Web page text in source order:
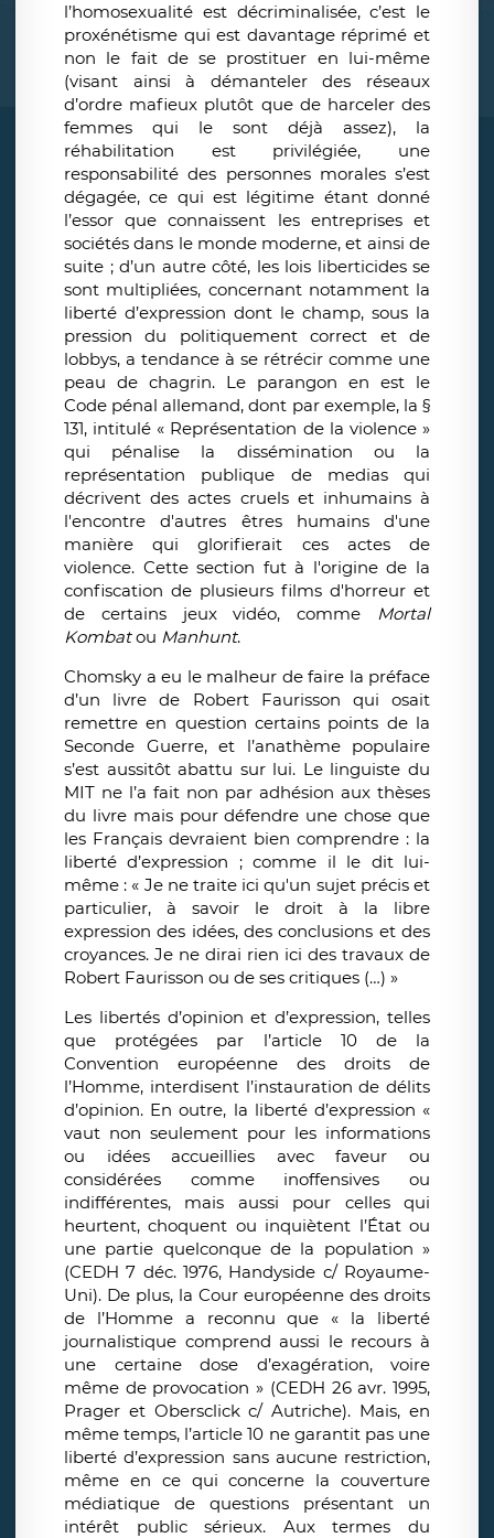
l’homosexualité est décriminalisée, c’est le
proxénétisme qui est davantage réprimé et
non le fait de se prostituer en lui-même
(visant ainsi à démanteler des réseaux
d’ordre mafieux plutôt que de harceler des
femmes qui le sont déjà assez), la
réhabilitation est privilégiée, une
responsabilité des personnes morales s’est
dégagée, ce qui est légitime étant donné
l’essor que connaissent les entreprises et
sociétés dans le monde moderne, et ainsi de
suite ; d’un autre côté, les lois liberticides se
sont multipliées, concernant notamment la
liberté d’expression dont le champ, sous la
pression du politiquement correct et de
lobbys, a tendance à se rétrécir comme une
peau de chagrin. Le parangon en est le
Code pénal allemand, dont par exemple, la §
131, intitulé « Représentation de la violence »
qui pénalise la dissémination ou la
représentation publique de medias qui
décrivent des actes cruels et inhumains à
l'encontre d'autres êtres humains d'une
manière qui glorifierait ces actes de
violence. Cette section fut à l'origine de la
confiscation de plusieurs films d'horreur et
de certains jeux vidéo, comme Mortal
Kombatou Manhunt.
Chomsky a eu le malheur de faire la préface
d’un livre de Robert Faurisson qui osait
remettre en question certains points de la
Seconde Guerre, et l’anathème populaire
s’est aussitôt abattu sur lui. Le linguiste du
MIT ne l’a fait non par adhésion aux thèses
du livre mais pour défendre une chose que
les Français devraient bien comprendre : la
liberté d’expression ; comme il le dit lui-
même : « Je ne traite ici qu'un sujet précis et
particulier, à savoir le droit à la libre
expression des idées, des conclusions et des
croyances. Je ne dirai rien ici des travaux de
Robert Faurisson ou de ses critiques (…) »
Les libertés d’opinion et d’expression, telles
que protégées par l’article 10 de la
Convention européenne des droits de
l’Homme, interdisent l’instauration de délits
d’opinion. En outre, la liberté d’expression «
vaut non seulement pour les informations
ou idées accueillies avec faveur ou
considérées comme inoffensives ou
indifférentes, mais aussi pour celles qui
heurtent, choquent ou inquiètent l’État ou
une partie quelconque de la population »
(CEDH 7 déc. 1976, Handyside c/ Royaume-
Uni). De plus, la Cour européenne des droits
de l’Homme a reconnu que « la liberté
journalistique comprend aussi le recours à
une certaine dose d’exagération, voire
même de provocation » (CEDH 26 avr. 1995,
Prager et Obersclick c/ Autriche). Mais, en
même temps, l’article 10 ne garantit pas une
liberté d’expression sans aucune restriction,
même en ce qui concerne la couverture
médiatique de questions présentant un
intérêt public sérieux. Aux termes du